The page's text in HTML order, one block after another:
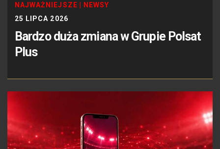
NAJWAŻNIEJSZE | NEWSY
25 LIPCA 2026
Bardzo duża zmiana w Grupie Polsat
Plus